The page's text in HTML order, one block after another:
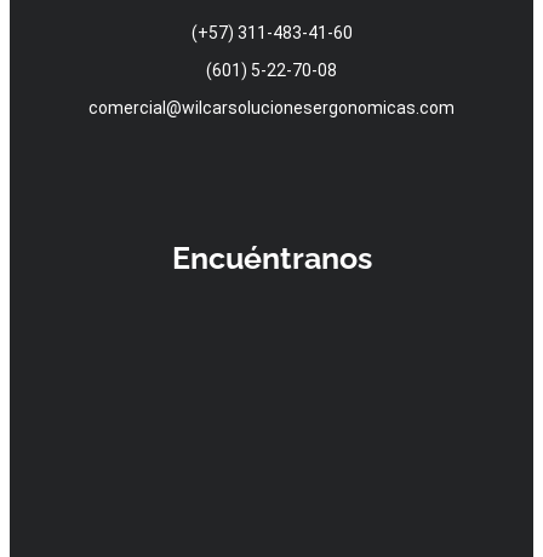
(+57) 311-483-41-60
(601) 5-22-70-08
comercial@wilcarsolucionesergonomicas.com
Encuéntranos